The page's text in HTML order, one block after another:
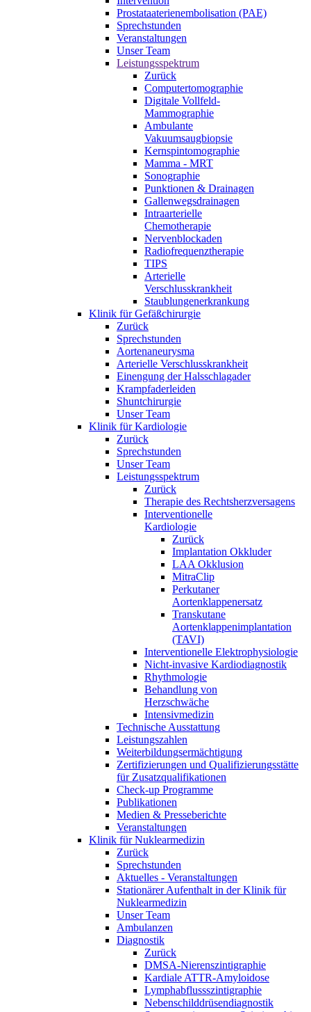
Prostataaterienembolisation (PAE)
Sprechstunden
Veranstaltungen
Unser Team
Leistungsspektrum
Zurück
Computertomographie
Digitale Vollfeld-
Mammographie
Ambulante
Vakuumsaugbiopsie
Kernspintomographie
Mamma - MRT
Sonographie
Punktionen & Drainagen
Gallenwegsdrainagen
Intraarterielle
Chemotherapie
Nervenblockaden
Radiofrequenztherapie
TIPS
Arterielle
Verschlusskrankheit
Staublungenerkrankung
Klinik für Gefäßchirurgie
Zurück
Sprechstunden
Aortenaneurysma
Arterielle Verschlusskrankheit
Einengung der Halsschlagader
Krampfaderleiden
Shuntchirurgie
Unser Team
Klinik für Kardiologie
Zurück
Sprechstunden
Unser Team
Leistungsspektrum
Zurück
Therapie des Rechtsherzversagens
Interventionelle
Kardiologie
Zurück
Implantation Okkluder
LAA Okklusion
MitraClip
Perkutaner
Aortenklappenersatz
Transkutane
Aortenklappenimplantation
(TAVI)
Interventionelle Elektrophysiologie
Nicht-invasive Kardiodiagnostik
Rhythmologie
Behandlung von
Herzschwäche
Intensivmedizin
Technische Ausstattung
Leistungszahlen
Weiterbildungsermächtigung
Zertifizierungen und Qualifizierungsstätte
für Zusatzqualifikationen
Check-up Programme
Publikationen
Medien & Presseberichte
Veranstaltungen
Klinik für Nuklearmedizin
Zurück
Sprechstunden
Aktuelles - Veranstaltungen
Stationärer Aufenthalt in der Klinik für
Nuklearmedizin
Unser Team
Ambulanzen
Diagnostik
Zurück
DMSA-Nierenszintigraphie
Kardiale ATTR-Amyloidose
Lymphabflussszintigraphie
Nebenschilddrüsendiagnostik